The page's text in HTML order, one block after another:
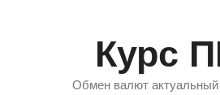
Курс
Обмен валют актуальный